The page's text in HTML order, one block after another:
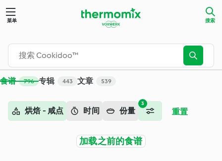
菜单 搜索
食谱 796 专辑 443 文章 539
3
烘焙 - 咸点 时间 份量 重置
加载之前的食谱
搜索 - Cookidoo™ – 美善品®电子食谱平台